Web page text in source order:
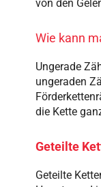
von den
Wie kann
Ungerade
ungeraden
die Kette
Geteilte
Geteilte